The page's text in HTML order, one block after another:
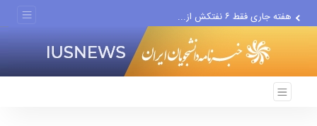
هفته جاری فقط ۶ نفتکش از...